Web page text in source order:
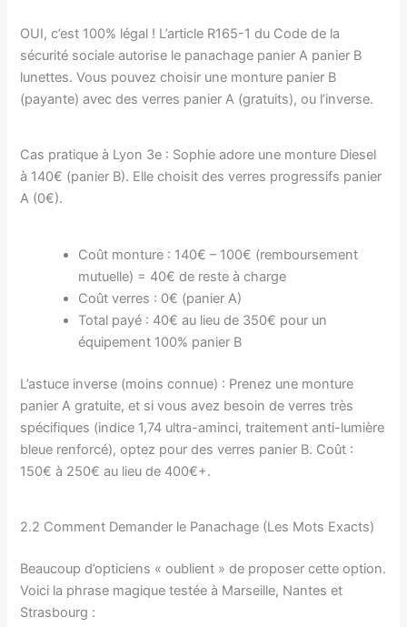
OUI, c’est 100% légal ! L’article R165-1 du Code de la
sécurité sociale autorise le panachage panier A panier B
lunettes. Vous pouvez choisir une monture panier B
(payante) avec des verres panier A (gratuits), ou l’inverse.
Cas pratique à Lyon 3e : Sophie adore une monture Diesel
à 140€ (panier B). Elle choisit des verres progressifs panier
A (0€).
Coût monture : 140€ – 100€ (remboursement
mutuelle) = 40€ de reste à charge
Coût verres : 0€ (panier A)
Total payé : 40€ au lieu de 350€ pour un
équipement 100% panier B
L’astuce inverse (moins connue) : Prenez une monture
panier A gratuite, et si vous avez besoin de verres très
spécifiques (indice 1,74 ultra-aminci, traitement anti-lumière
bleue renforcé), optez pour des verres panier B. Coût :
150€ à 250€ au lieu de 400€+.
2.2 Comment Demander le Panachage (Les Mots Exacts)
Beaucoup d’opticiens « oublient » de proposer cette option.
Voici la phrase magique testée à Marseille, Nantes et
Strasbourg :